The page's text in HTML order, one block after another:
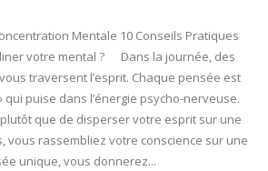
Mentale 10 Conseils Pratiques
votre mental ? Dans la journée, des
traversent l’esprit. Chaque pensée est
qui puise dans l’énergie psycho-nerveuse.
que de disperser votre esprit sur une
vous rassembliez votre conscience sur une
unique, vous donnerez...